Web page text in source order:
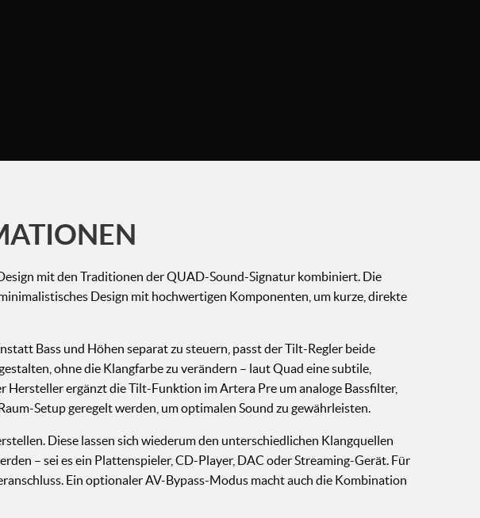
mit den Traditionen der QUAD-Sound-Signatur kombiniert. Die
Design mit hochwertigen Komponenten, um kurze, direkte
Bass und Höhen separat zu steuern, passt der Tilt-Regler beide
ohne die Klangfarbe zu verändern – laut Quad eine subtile,
ergänzt die Tilt-Funktion im Artera Pre um analoge Bassfilter,
Setup geregelt werden, um optimalen Sound zu gewährleisten.
Diese lassen sich wiederum den unterschiedlichen Klangquellen
– sei es ein Plattenspieler, CD-Player, DAC oder Streaming-Gerät. Für
Ein optionaler AV-Bypass-Modus macht auch die Kombination